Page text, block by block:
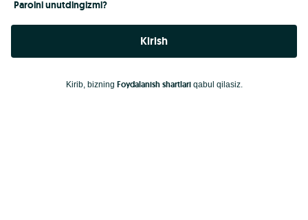
Parolni unutdingizmi?
Kirish
Kirib, bizning Foydalanish shartlariqabul qilasiz.